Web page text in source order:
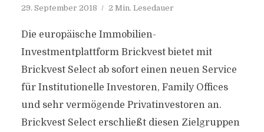
29. September 2018 2 Min. Lesedauer
Die europäische Immobilien-
Investmentplattform Brickvest bietet mit
Brickvest Select ab sofort einen neuen Service
für Institutionelle Investoren, Family Offices
und sehr vermögende Privatinvestoren an.
Brickvest Select erschließt diesen Zielgruppen